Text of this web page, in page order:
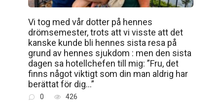
Vi tog med vår dotter på hennes
drömsemester, trots att vi visste att det
kanske kunde bli hennes sista resa på
grund av hennes sjukdom : men den sista
dagen sa hotellchefen till mig: ”Fru, det
finns något viktigt som din man aldrig har
berättat för dig…”
0 426